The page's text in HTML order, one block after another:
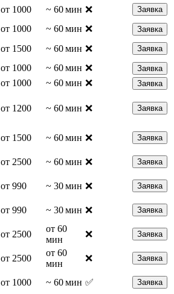
от 1000 ~ 60 мин ❌ Заявка
от 1000 ~ 60 мин ❌ Заявка
от 1500 ~ 60 мин ❌ Заявка
от 1000 ~ 60 мин ❌ Заявка
от 1000 ~ 60 мин ❌ Заявка
от 1200 ~ 60 мин ❌ Заявка
от 1500 ~ 60 мин ❌ Заявка
от 2500 ~ 60 мин ❌ Заявка
от 990 ~ 30 мин ❌ Заявка
от 990 ~ 30 мин ❌ Заявка
от 2500
от 60
мин
❌ Заявка
от 2500
от 60
мин
❌ Заявка
от 1000 ~ 60 мин ✅ Заявка